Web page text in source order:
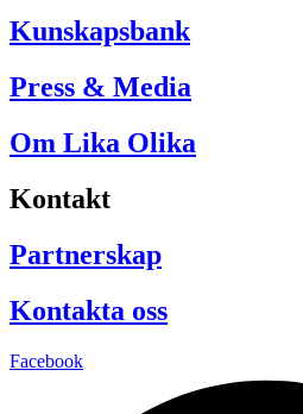
Kunskapsbank
Press & Media
Om Lika Olika
Kontakt
Partnerskap
Kontakta oss
Facebook